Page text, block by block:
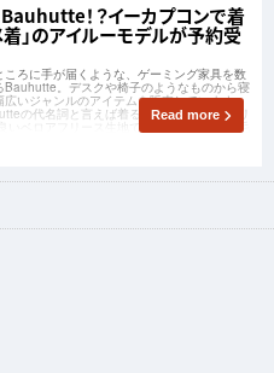
！？イーカプコンで着
着」のアイルーモデルが予約受
ころに手が届くような、ゲーミング家具を数
Bauhutte。デスクや椅子のようなものから寝
いジャンルのアイテムを販売しています。
の代名詞と言えば着る毛布「ダメ着」シリ
いベロアフリース生地で全身を包める着る毛
Read more